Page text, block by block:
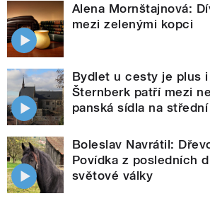
Alena Mornštajnová:
mezi zelenými kopci
Bydlet u cesty je plus i
Šternberk patří mezi
panská sídla na
Boleslav Navrátil:
Povídka z posledních
světové války